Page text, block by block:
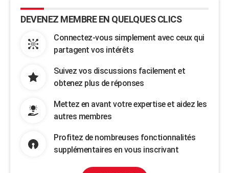
DEVENEZ MEMBRE EN QUELQUES CLICS
Connectez-vous simplement avec ceux qui
partagent vos intérêts
Suivez vos discussions facilement et
obtenez plus de réponses
Mettez en avant votre expertise et aidez les
autres membres
Profitez de nombreuses fonctionnalités
supplémentaires en vous inscrivant